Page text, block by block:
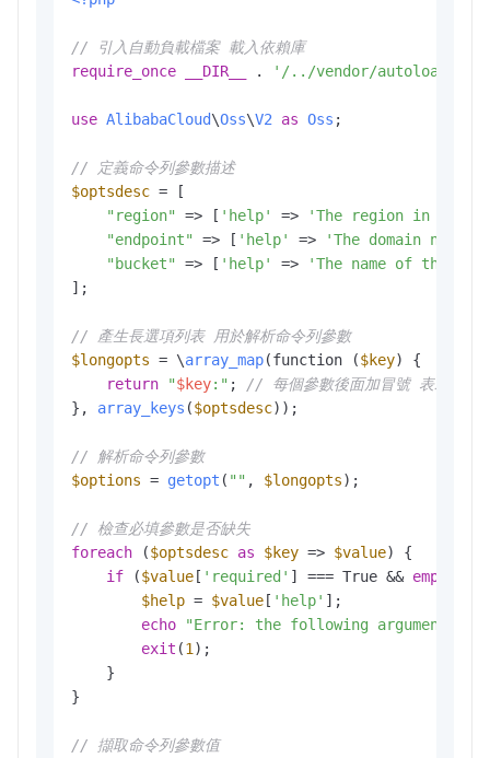
// 引入自動負載檔案 載入依賴庫
require_once
__DIR__ . '/../vendor/autoload.php'
use AlibabaCloud\Oss\V2 as Oss ;
// 定義命令列參數描述
$optsdesc = [
"region"
=> [ 'help' =>
'The region in
"endpoint"
=> [ 'help' =>
'The domain
"bucket"
=> [ 'help' =>
'The name of the
];
// 產生長選項列表 用於解析命令列參數
$longopts = \array_map(function ($key) {
return
"$key:" ;
// 每個參數後面加冒號 表示需要
}, array_keys ($optsdesc));
// 解析命令列參數
$options = getopt ( "" , $longopts);
// 檢查必填參數是否缺失
foreach ($optsdesc as $key => $value) {
if ($value[ 'required' ] === True && empty
$help = $value[ 'help' ];
echo
"Error: the following arguments
exit (1 );
    }
}
// 擷取命令列參數值